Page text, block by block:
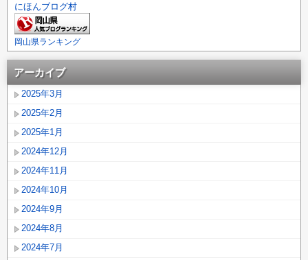
にほんブログ村
岡山県ランキング
アーカイブ
2025年3月
2025年2月
2025年1月
2024年12月
2024年11月
2024年10月
2024年9月
2024年8月
2024年7月